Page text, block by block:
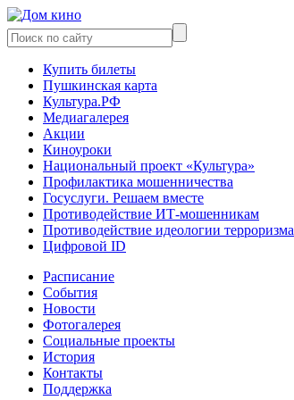
Купить билеты
Пушкинская карта
Культура.РФ
Медиагалерея
Акции
Киноуроки
Национальный проект «Культура»
Профилактика мошенничества
Госуслуги. Решаем вместе
Противодействие ИТ-мошенникам
Противодействие идеологии терроризма
Цифровой ID
Расписание
События
Новости
Фотогалерея
Социальные проекты
История
Контакты
Поддержка